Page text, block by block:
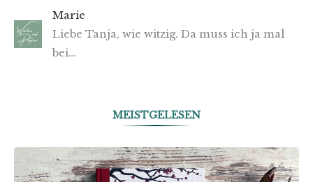
Marie
Liebe Tanja, wie witzig. Da muss ich ja mal
bei…
MEISTGELESEN